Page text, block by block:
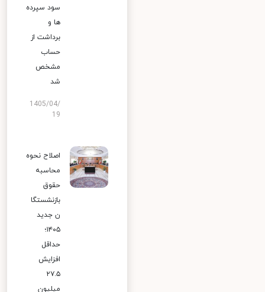
سود سپرده
ها و
برداشت از
حساب
مشخص
شد
1405/04/
19
اصلاح نحوه
محاسبه
حقوق
بازنشستگا
ن جدید
۱۴۰۵؛
حداقل
افزایش
۲۷.۵
میلیون